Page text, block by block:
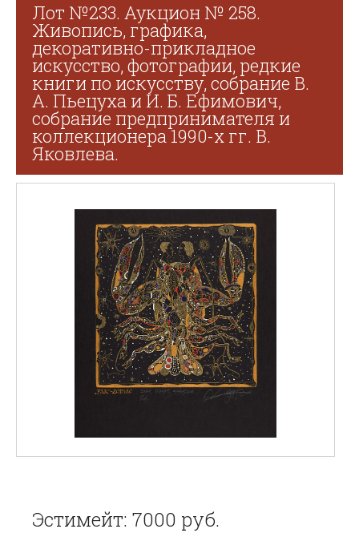
Лот №233. Аукцион № 258.
Живопись, графика,
декоративно-прикладное
искусство, фотографии, редкие
книги по искусству, собрание В.
А. Пьецуха и И. Б. Ефимович,
собрание предпринимателя и
коллекционера 1990-х гг. В.
Яковлева.
Эстимейт: 7000 руб.